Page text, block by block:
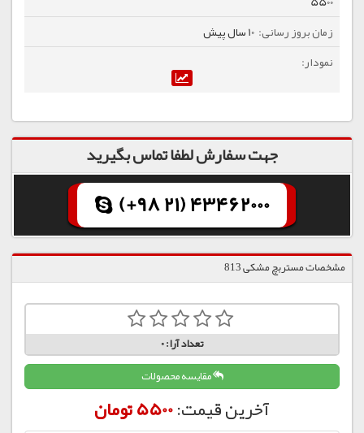
10 سال پیش
جهت سفارش لطفا تماس بگیرید
(+98 21) 43462000
مشخصات مستربچ مشکی 813
تعداد آرا:0
مقایسه محصولات
آخرین قیمت:5500 تومان